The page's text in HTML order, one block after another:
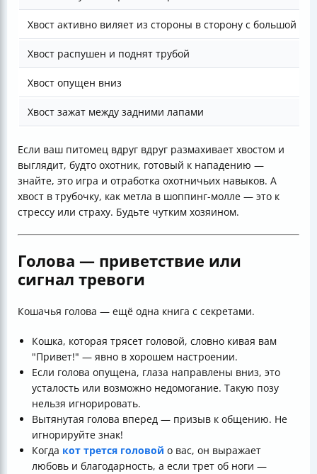
Хвост активно виляет из стороны в сторону с большой
Хвост распушен и поднят трубой
Хвост опущен вниз
Хвост зажат между задними лапами
Если ваш питомец вдруг вдруг размахивает хвостом и
выглядит, будто охотник, готовый к нападению —
знайте, это игра и отработка охотничьих навыков. А
хвост в трубочку, как метла в шоппинг-молле — это к
стрессу или страху. Будьте чутким хозяином.
Голова — приветствие или
сигнал тревоги
Кошачья голова — ещё одна книга с секретами.
Кошка, которая трясет головой, словно кивая вам
"Привет!" — явно в хорошем настроении.
Если голова опущена, глаза направлены вниз, это
усталость или возможно недомогание. Такую позу
нельзя игнорировать.
Вытянутая голова вперед — призыв к общению. Не
игнорируйте знак!
Когда кот трется головой о вас, он выражает
любовь и благодарность, а если трет об ноги —